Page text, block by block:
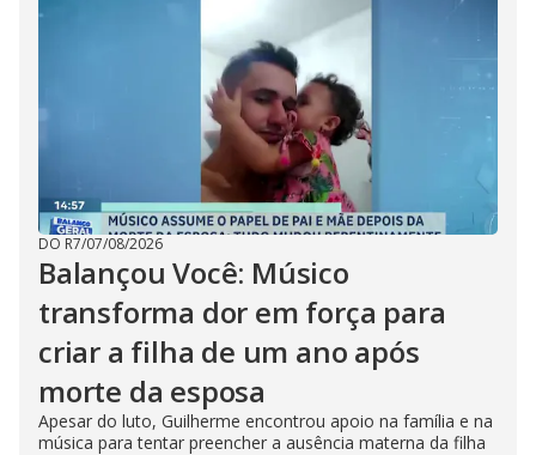
DO R7/07/08/2026
Balançou Você: Músico
transforma dor em força para
criar a filha de um ano após
morte da esposa
Apesar do luto, Guilherme encontrou apoio na família e na
música para tentar preencher a ausência materna da filha